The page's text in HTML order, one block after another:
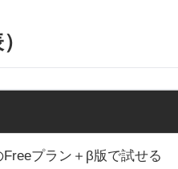
プラン＋β版で試せる